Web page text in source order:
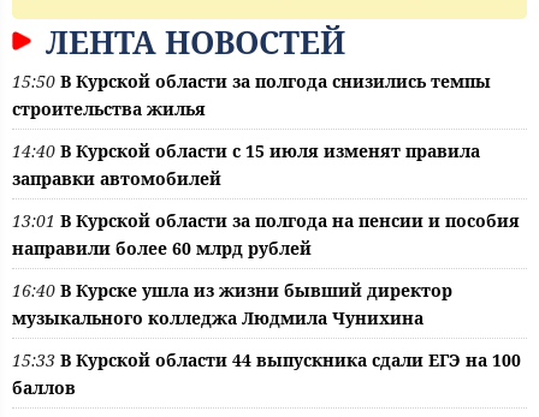
ЛЕНТА НОВОСТЕЙ
15:50 В Курской области за полгода снизились темпы
строительства жилья
14:40 В Курской области с 15 июля изменят правила
заправки автомобилей
13:01 В Курской области за полгода на пенсии и пособия
направили более 60 млрд рублей
16:40 В Курске ушла из жизни бывший директор
музыкального колледжа Людмила Чунихина
15:33 В Курской области 44 выпускника сдали ЕГЭ на 100
баллов